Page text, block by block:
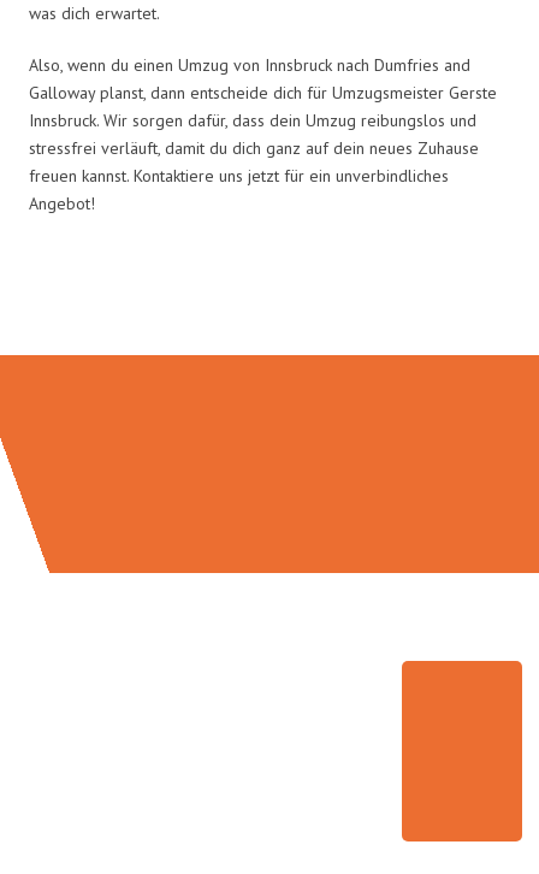
was dich erwartet.
Also, wenn du einen Umzug von Innsbruck nach Dumfries and
Galloway planst, dann entscheide dich für Umzugsmeister Gerste
Innsbruck. Wir sorgen dafür, dass dein Umzug reibungslos und
stressfrei verläuft, damit du dich ganz auf dein neues Zuhause
freuen kannst. Kontaktiere uns jetzt für ein unverbindliches
Angebot!